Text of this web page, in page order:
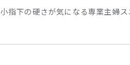
小指下の硬さが気になる専業主婦